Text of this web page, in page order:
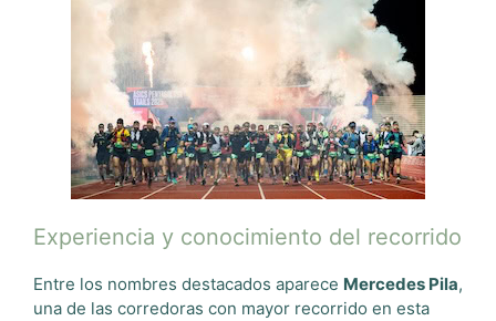
Experiencia y conocimiento del recorrido
Entre los nombres destacados aparece Mercedes Pila,
una de las corredoras con mayor recorrido en esta